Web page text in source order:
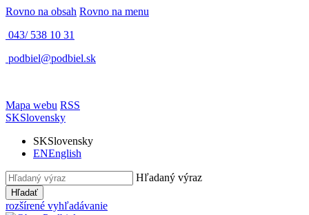
Rovno na obsah Rovno na menu
043/ 538 10 31
podbiel@podbiel.sk
Mapa webu RSS
SKSlovensky
SKSlovensky
ENEnglish
Hľadaný výraz
Hľadať
rozšírené vyhľadávanie